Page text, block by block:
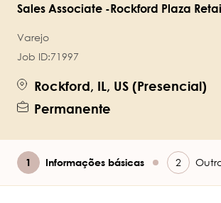
Sales Associate -Rockford Plaza
Varejo
Job ID:71997
Rockford, IL, US (Presencial)
Permanente
Atual
Informações básicas